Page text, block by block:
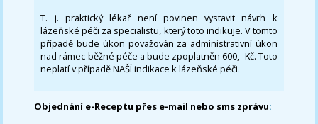
T. j. praktický lékař není povinen vystavit návrh k
lázeňské péči za specialistu, který toto indikuje. V tomto
případě bude úkon považován za administrativní úkon
nad rámec běžné péče a bude zpoplatněn 600,- Kč. Toto
neplatí v případě NAŠÍ indikace k lázeňské péči.
Objednání e-Receptu přes e-mail nebo sms zprávu: